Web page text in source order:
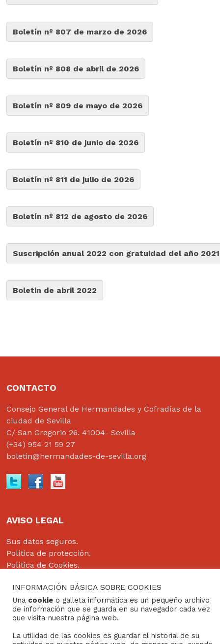
Boletín nº 807 de marzo de 2026
Boletín nº 808 de abril de 2026
Boletín nº 809 de mayo de 2026
Boletín nº 810 de junio de 2026
Boletín nº 811 de julio de 2026
Boletín nº 812 de agosto de 2026
Suscripción anual 2022 con gratuidad del año
Boletin de abril 2022
CONTACTO
Consejo General de Hermandades y Cofradías de la
ciudad de Sevilla
C/ San Gregorio 26. 41004- Sevilla
(+34) 954 21 59 27
boletin@hermandades-de-sevilla.org
AVISO LEGAL
Sus datos seguros.
Política de protección.
Política de Cookies.
Copyright © 2022Grupo Studium Formación
INFORMACIÓN BÁSICA SOBRE COOKIES
Una cookie o galleta informática es un pequeño archivo
de información que se guarda en su navegador cada vez
que visita nuestra página web.
La utilidad de las cookies es guardar el historial de su